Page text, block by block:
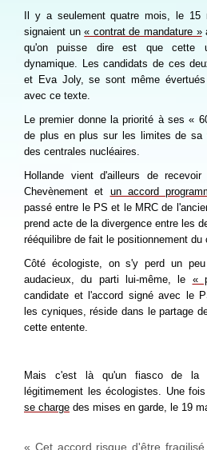
Il y a seulement quatre mois, le
signaient un« contrat de mandature »
qu'on puisse dire est que cette
dynamique. Les candidats de ces
et Eva Joly, se sont même
avec ce texte.
Le premier donne la priorité à ses «
de plus en plus sur les limites de sa
des centrales nucléaires.
Hollande vient d'ailleurs de
Chevènement et un accord
passé entre le PS et le MRC de
prend acte de la divergence entre les
rééquilibre de fait le positionnement du
Côté écologiste, on s'y perd un
audacieux, du parti lui-même, le «
candidate et l'accord signé avec le
les cyniques, réside dans le partage
cette entente.
Mais c'est là qu'un fiasco de la
légitimement les écologistes. Une
se charge des mises en garde, le 19
« Cet accord risque d'être